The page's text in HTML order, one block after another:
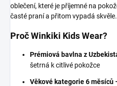
oblečení, které je příjemné na
časté praní a přitom vypadá skvěle.
Proč Winkiki Kids Wear?
Prémiová bavlna z
šetrná k citlivé pokožce
Věkové kategorie 6 měsíců